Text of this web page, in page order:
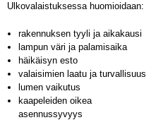
Ulkovalaistuksessa huomioidaan:
rakennuksen tyyli ja aikakausi
lampun väri ja palamisaika
häikäisyn esto
valaisimien laatu ja turvallisuus
lumen vaikutus
kaapeleiden oikea
asennussyvyys